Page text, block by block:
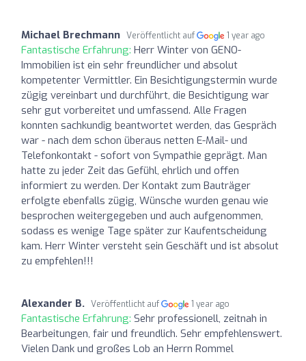
Michael Brechmann Veröffentlicht auf 1 year ago
Fantastische Erfahrung: Herr Winter von GENO-
Immobilien ist ein sehr freundlicher und absolut
kompetenter Vermittler. Ein Besichtigungstermin wurde
zügig vereinbart und durchführt, die Besichtigung war
sehr gut vorbereitet und umfassend. Alle Fragen
konnten sachkundig beantwortet werden, das Gespräch
war - nach dem schon überaus netten E-Mail- und
Telefonkontakt - sofort von Sympathie geprägt. Man
hatte zu jeder Zeit das Gefühl, ehrlich und offen
informiert zu werden. Der Kontakt zum Bauträger
erfolgte ebenfalls zügig, Wünsche wurden genau wie
besprochen weitergegeben und auch aufgenommen,
sodass es wenige Tage später zur Kaufentscheidung
kam. Herr Winter versteht sein Geschäft und ist absolut
zu empfehlen!!!
Alexander B. Veröffentlicht auf 1 year ago
Fantastische Erfahrung: Sehr professionell, zeitnah in
Bearbeitungen, fair und freundlich. Sehr empfehlenswert.
Vielen Dank und großes Lob an Herrn Rommel